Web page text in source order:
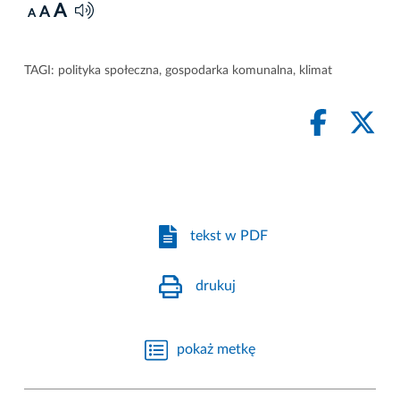
A A A
TAGI: polityka społeczna, gospodarka komunalna, klimat
tekst w PDF
drukuj
pokaż metkę